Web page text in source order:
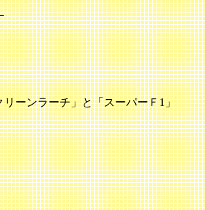
ーンラーチ」と「スーパーＦ1」